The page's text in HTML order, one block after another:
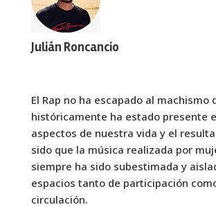
Julián Roncancio
El Rap no ha escapado al machismo
históricamente ha estado presente
aspectos de nuestra vida y el
sido que la música realizada por
siempre ha sido subestimada y
espacios tanto de participación
circulación.